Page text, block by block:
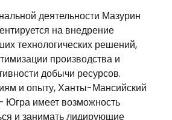
деятельности Мазурин
на внедрение
технологических решений,
производства и
добычи ресурсов.
и опыту, Ханты-Мансийский
Югра имеет возможность
и занимать лидирующие